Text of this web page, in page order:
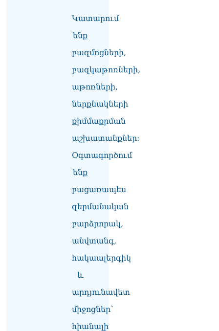
Կատարում
ենք
բազմոցների,
բազկաթոռների,
աթոռների,
ներքնակների
քիմմաքրման
աշխատանքներ:
Օգտագործում
ենք
բացառապես
գերմանական
բարձրորակ,
անվտանգ,
հակաալերգիկ
և
արդյունավետ
միջոցներ՝
հիանալի
համերաշխության
ժողովրդի շահերի
Մարիաննա
06.08.2026
Եթե ուզում եք՝ ռեբուսը
լուծենք, ասեք՝ մի քանի
ո՞նց դարձավ 29 743 քկմ
Դավիթ Իշխանյան
06.08.2026
մեկ՝ դատարանը ո՞նց
Եկեղեցու գործին, մի հատ
էլ ասում են՝ չի կատարվում
վճիռը
Նորապատում գործող